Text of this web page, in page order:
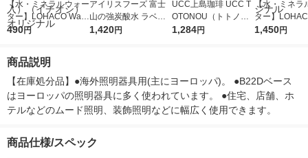
【水・ミネラルウォー
ター】LOHACO Wate
r（ロハコウォータ
シ） オリジナル
490円
アイリスフーズ 富士
山の強炭酸水 ラベル
レス 500ml 1箱（24
1,420円
UCC上島珈琲 UCC T
OTONOU（トトノ
ウ） by BLACK無糖 5
1,284円
【水・ミネラ
ター】
r 410ml 1箱（
1,450円
商品説明
【在庫処分品】●海外照明器具用(主にヨーロッパ)。 ●B22Dベース
はヨーロッパの照明器具に多く使われています。 ●住宅、店舗、ホ
テルなどのムード照明、装飾照明などに幅広く使用できます。
商品仕様/スペック